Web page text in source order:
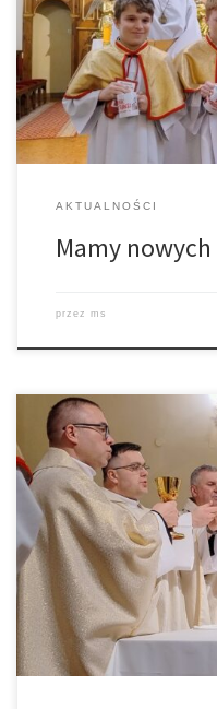
Wszechświata, która kończy
o godz. 11.00 miało
ministrantów. Cieszymy
AKTUALNOŚCI
Mamy
przez ms
21 listopada gościł u nas
który wygłosił Słowo Boże.
Faustyny. To kolejne nasze
którego chcemy zgłębiać
przygotowywać się do
naszej parafii.